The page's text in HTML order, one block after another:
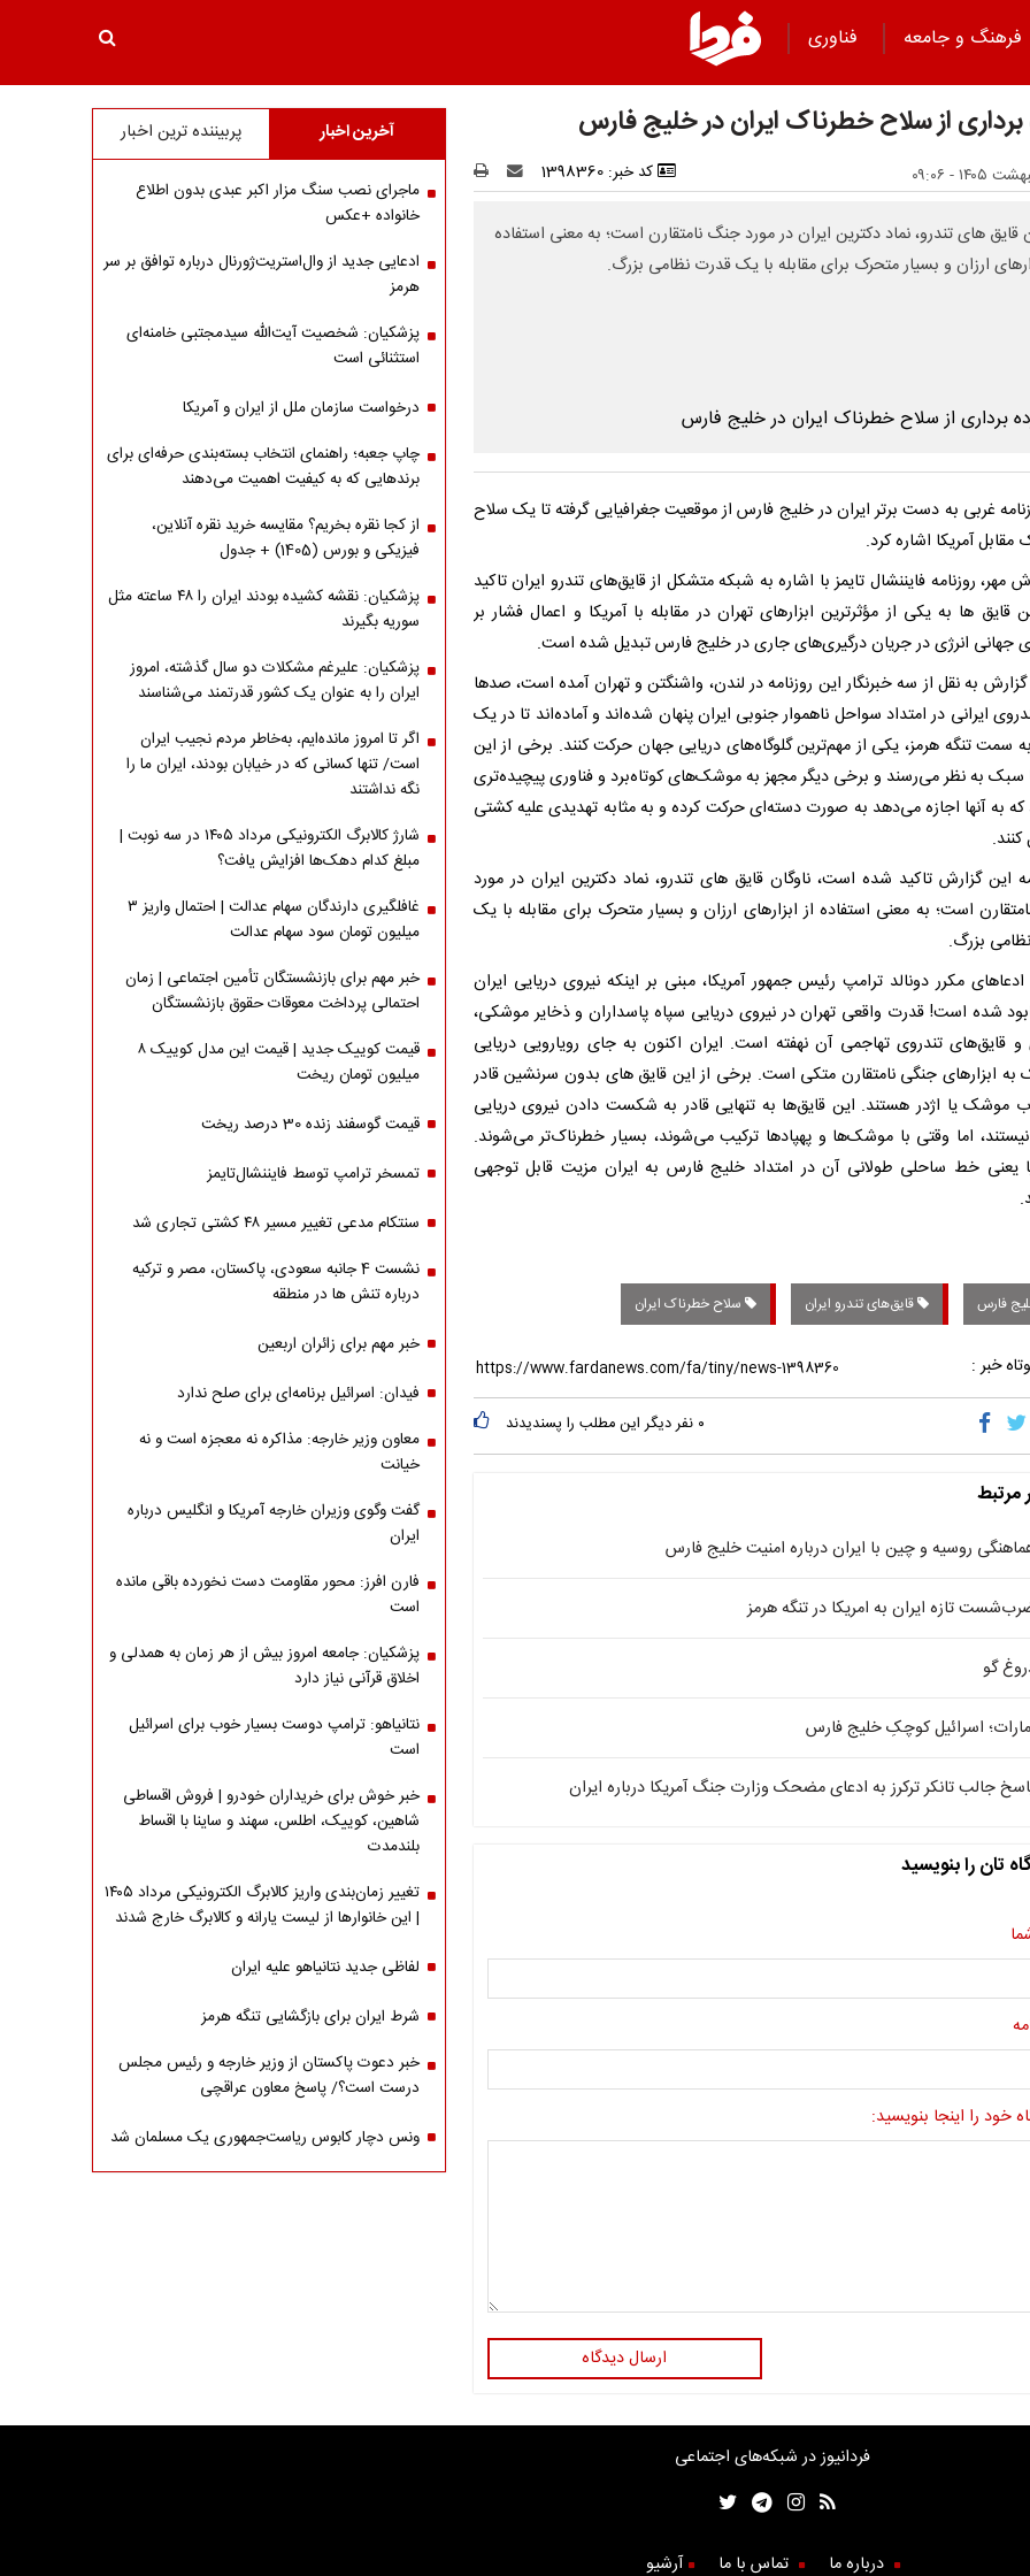
فرهنگ و جامعه
فناوری
برداری از سلاح خطرناک ایران در خلیج فارس
کد خبر: 1398360
قایق های تندرو، نماد دکترین ایران در مورد جنگ نامتقارن است؛ به معنی استفاده
ارزان و بسیار متحرک برای مقابله با یک قدرت نظامی بزرگ.
غربی به دست برتر ایران در خلیج فارس از موقعیت جغرافیایی گرفته تا یک سلاح
مقابل آمریکا اشاره کرد.
مهر، روزنامه فایننشال تایمز با اشاره به شبکه متشکل از قایق‌های تندرو ایران تاکید
قایق ها به یکی از مؤثرترین ابزارهای تهران در مقابله با آمریکا و اعمال فشار بر
جهانی انرژی در جریان درگیری‌های جاری در خلیج فارس تبدیل شده است.
به نقل از سه خبرنگار این روزنامه در لندن، واشنگتن و تهران آمده است، صدها
ایرانی در امتداد سواحل ناهموار جنوبی ایران پنهان شده‌اند و آماده‌اند تا در یک
سمت تنگه هرمز، یکی از مهم‌ترین گلوگاه‌های دریایی جهان حرکت کنند. برخی از این
سبک به نظر می‌رسند و برخی دیگر مجهز به موشک‌های کوتاه‌برد و فناوری پیچیده‌تری
به آنها اجازه می‌دهد به صورت دسته‌ای حرکت کرده و به مثابه تهدیدی علیه کشتی
این گزارش تاکید شده است، ناوگان قایق های تندرو، نماد دکترین ایران در مورد
است؛ به معنی استفاده از ابزارهای ارزان و بسیار متحرک برای مقابله با یک
بزرگ.
ادعاهای مکرر دونالد ترامپ رئیس جمهور آمریکا، مبنی بر اینکه نیروی دریایی ایران
شده است! قدرت واقعی تهران در نیروی دریایی سپاه پاسداران و ذخایر موشکی،
و قایق‌های تندروی تهاجمی آن نهفته است. ایران اکنون به جای رویارویی دریایی
به ابزارهای جنگی نامتقارن متکی است. برخی از این قایق های بدون سرنشین قادر
موشک یا اژدر هستند. این قایق‌ها به تنهایی قادر به شکست دادن نیروی دریایی
نیستند، اما وقتی با موشک‌ها و پهپادها ترکیب می‌شوند، بسیار خطرناک‌تر می‌شوند.
یعنی خط ساحلی طولانی آن در امتداد خلیج فارس به ایران مزیت قابل توجهی
فارس قایق‌های تندرو ایران سلاح خطرناک ایران
خبر :
۰ نفر دیگر این مطلب را پسندیدند
مرتبط
روسیه و چین با ایران درباره امنیت خلیج فارس
تازه ایران به امریکا در تنگه هرمز
گو
اسرائیل کوچکِ خلیج فارس
جالب تانکر ترکرز به ادعای مضحک وزارت جنگ آمریکا درباره ایران
تان را بنویسید
خود را اینجا بنویسید:
ارسال دیدگاه
آخرین اخبار پربیننده ترین اخبار
ماجرای نصب سنگ مزار اکبر عبدی بدون اطلاع
خانواده +عکس
ادعایی جدید از وال‌استریت‌ژورنال درباره توافق بر سر
هرمز
پزشکیان: شخصیت آیت‌الله سیدمجتبی خامنه‌ای
استثنائی است
درخواست سازمان ملل از ایران و آمریکا
چاپ جعبه؛ راهنمای انتخاب بسته‌بندی حرفه‌ای برای
برندهایی که به کیفیت اهمیت می‌دهند
از کجا نقره بخریم؟ مقایسه خرید نقره آنلاین،
فیزیکی و بورس (1405) + جدول
پزشکیان: نقشه کشیده بودند ایران را ۴۸ ساعته مثل
سوریه بگیرند
پزشکیان: علیرغم مشکلات دو سال گذشته، امروز
ایران را به عنوان یک کشور قدرتمند می‌شناسند
اگر تا امروز مانده‌ایم، به‌خاطر مردم نجیب ایران
است/ تنها کسانی که در خیابان بودند، ایران ما را
نگه نداشتند
شارژ کالابرگ الکترونیکی مرداد ۱۴۰۵ در سه نوبت |
مبلغ کدام دهک‌ها افزایش یافت؟
غافلگیری دارندگان سهام عدالت | احتمال واریز ۳
میلیون تومان سود سهام عدالت
خبر مهم برای بازنشستگان تأمین اجتماعی | زمان
احتمالی پرداخت معوقات حقوق بازنشستگان
قیمت کوییک جدید | قیمت این مدل کوییک ۸
میلیون تومان ریخت
قیمت گوسفند زنده 30 درصد ریخت
تمسخر ترامپ توسط فایننشال‌تایمز
سنتکام مدعی تغییر مسیر ۴۸ کشتی تجاری شد
نشست 4 جانبه سعودی، پاکستان، مصر و ترکیه
درباره تنش ها در منطقه
خبر مهم برای زائران اربعین
فیدان: اسرائیل برنامه‌ای برای صلح ندارد
معاون وزیر خارجه: مذاکره نه معجزه است و نه
خیانت
گفت وگوی وزیران خارجه آمریکا و انگلیس درباره
ایران
فارن افرز: محور مقاومت دست نخورده باقی مانده
است
پزشکیان: جامعه امروز بیش از هر زمان به همدلی و
اخلاق قرآنی نیاز دارد
نتانیاهو: ترامپ دوست بسیار خوب برای اسرائیل
است
خبر خوش برای خریداران خودرو | فروش اقساطی
شاهین، کوییک، اطلس، سهند و ساینا با اقساط
بلندمدت
تغییر زمان‌بندی واریز کالابرگ الکترونیکی مرداد ۱۴۰۵
| این خانوارها از لیست یارانه و کالابرگ خارج شدند
لفاظی جدید نتانیاهو علیه ایران
شرط ایران برای بازگشایی تنگه هرمز
خبر دعوت پاکستان از وزیر خارجه و رئیس مجلس
درست است؟/ پاسخ معاون عراقچی
ونس دچار کابوس ریاست‌جمهوری یک مسلمان شد
فردانیوز در شبکه‌های اجتماعی
درباره ما تماس با ما آرشیو